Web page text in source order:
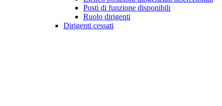
Posti di funzione disponibili
Ruolo dirigenti
Dirigenti cessati